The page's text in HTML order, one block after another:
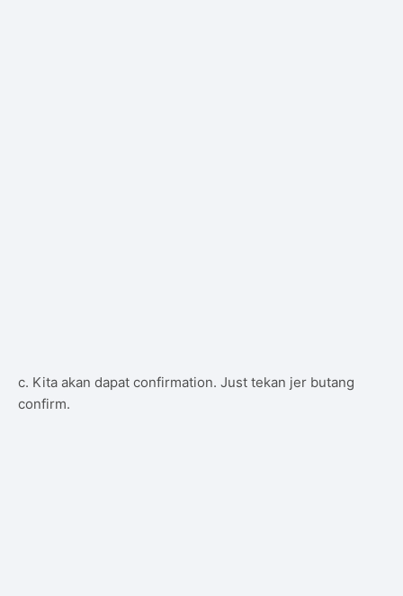
c. Kita akan dapat confirmation. Just tekan jer butang
confirm.